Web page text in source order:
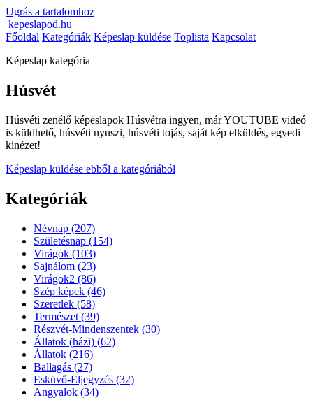
Ugrás a tartalomhoz
kepeslapod.hu
Főoldal Kategóriák Képeslap küldése Toplista Kapcsolat
Képeslap kategória
Húsvét
Húsvéti zenélő képeslapok Húsvétra ingyen, már YOUTUBE videó
is küldhető, húsvéti nyuszi, húsvéti tojás, saját kép elküldés, egyedi
kinézet!
Képeslap küldése ebből a kategóriából
Kategóriák
Névnap (207)
Születésnap (154)
Virágok (103)
Sajnálom (23)
Virágok2 (86)
Szép képek (46)
Szeretlek (58)
Természet (39)
Részvét-Mindenszentek (30)
Állatok (házi) (62)
Állatok (216)
Ballagás (27)
Esküvő-Eljegyzés (32)
Angyalok (34)